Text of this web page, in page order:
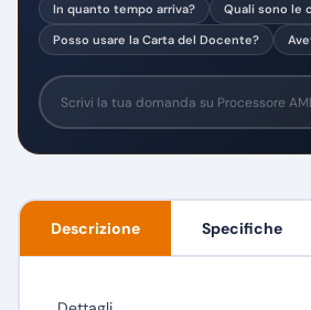
In quanto tempo arriva?
Quali sono le
Posso usare la Carta del Docente?
Descrizione Specifiche